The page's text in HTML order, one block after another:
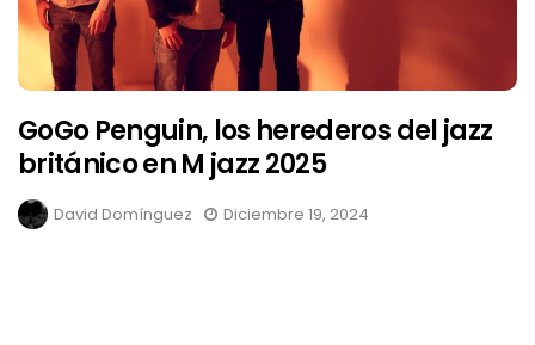
GoGo Penguin, los herederos del jazz
británico en M jazz 2025
David Domínguez Diciembre 19, 2024